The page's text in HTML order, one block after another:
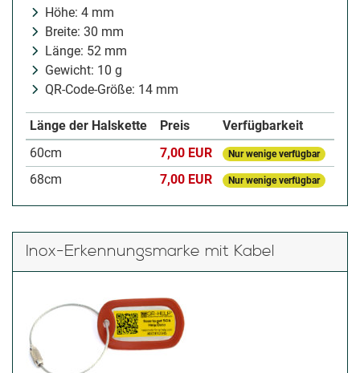
Höhe: 4 mm
Breite: 30 mm
Länge: 52 mm
Gewicht: 10 g
QR-Code-Größe: 14 mm
Länge der Halskette Preis
Verfügbarkeit
60cm
7,00 EUR Nur wenige verfügbar
68cm 7,00 EUR Nur wenige verfügbar
Inox-Erkennungsmarke mit Kabel